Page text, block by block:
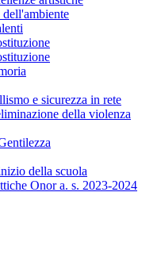
e sicurezza in rete
della violenza
della scuola
Onor a. s. 2023-2024